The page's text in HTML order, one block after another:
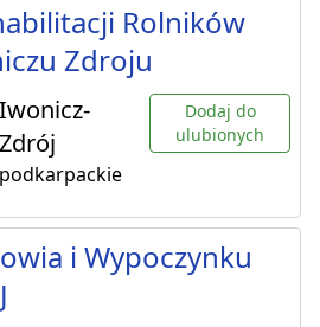
Rolników
Zdroju
Iwonicz-
Zdrój
podkarpackie
Dodaj do
ulubionych
i Wypoczynku